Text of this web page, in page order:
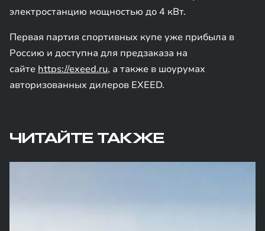
электростанцию мощностью до 4 кВт.
Первая партия спортивных купе уже прибыла в
Россию и доступна для предзаказа на
сайте https://exeed.ru, а также в шоурумах
авторизованных дилеров EXEED.
ЧИТАЙТЕ ТАКЖЕ